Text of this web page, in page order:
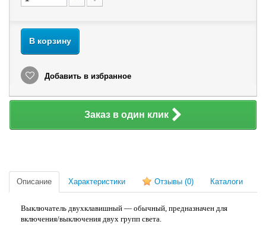
В корзину
Добавить в избранное
Заказ в один клик
Описание Характеристики Отзывы (0) Каталоги
Выключатель двухклавишный — обычный, предназначен для
включения/выключения двух групп света.